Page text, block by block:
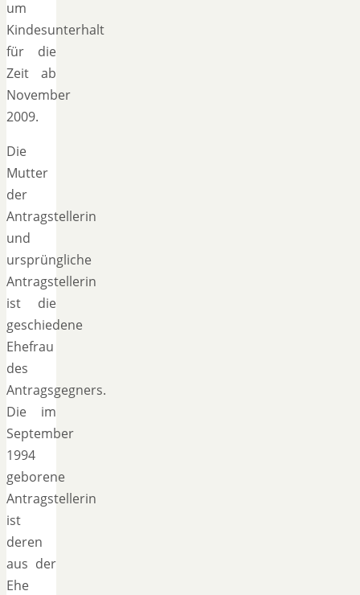
um
Kindesunterhalt
für die
Zeit ab
November
2009.
Die
Mutter
der
Antragstellerin
und
ursprüngliche
Antragstellerin
ist die
geschiedene
Ehefrau
des
Antragsgegners.
Die im
September
1994
geborene
Antragstellerin
ist
deren
aus der
Ehe